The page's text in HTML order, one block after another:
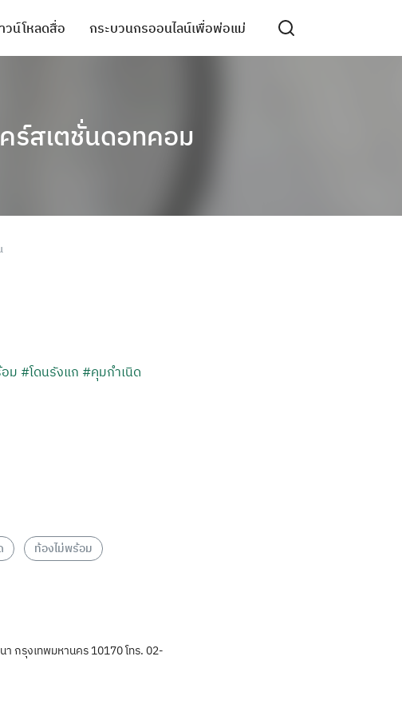
วน์โหลดสื่อ กระบวนกรออนไลน์เพื่อพ่อแม่
ร์สเตชั่นดอทคอม
ม #โดนรังแก #คุมกำเนิด
ท้องไม่พร้อม
กรุงเทพมหานคร 10170 โทร. 02-